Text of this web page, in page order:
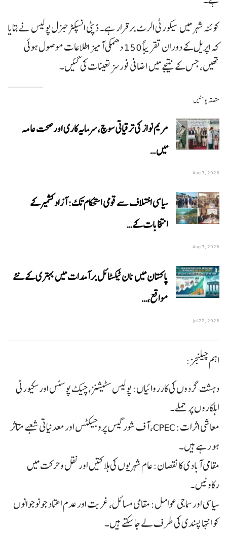
کوئٹہ شہر میں سیکورٹی الرٹ برقرار ہے۔ ڈپٹی انسپکٹر جنرل پولیس نے بتایا
کہ اپریل کے دوران تقریباً 150 دھمکی آمیز اطلاعات موصول ہوئی
تھیں، جس کے نتیجے میں اضافی فورسز تعینات کی گئیں۔
متعلقہ پوسٹیں
مریم نواز کی ترقیاتی سوچ، سرمایہ کاری اور صحت عامہ
میں…
Aug 7, 2026
سیاسی اختلاف سے قومی استحکام تک: آزاد کشمیر کے
انتخابات کے…
Aug 7, 2026
پاکستان میں نان ٹیکسٹائل برآمدات میں بہتری کے نئے
مواقع،…
Jul 22, 2026
اہم چیلنجز:
دہشت گردوں کی کارروائیاں: پولیس سٹیشنز، چیک پوسٹس اور سکیورٹی
اہلکاروں پر حملے۔
معاشی اثرات: CPEC، آف شور گیس پروجیکٹس اور معدنیاتی شعبے متاثر
ہو رہے ہیں۔
مقامی آبادی کا نقصان: عام شہریوں کی ہلاکتیں اور نقل و حرکت میں
رکاوٹیں۔
سیاسی اور سماجی عوامل: مقامی مسائل، غربت اور عدم اعتماد جو نوجوانوں
کو انتہا پسندی کی طرف لے جا سکتے ہیں۔